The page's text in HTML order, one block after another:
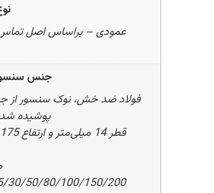
عمودی – براساس اصل
جنس
فولاد ضد خش، نوک سنسور از
پوشیده
قطر 14 میلی‌متر و ارتفاع 175 میلی‌متر
0-15/30/50/80/100/150/